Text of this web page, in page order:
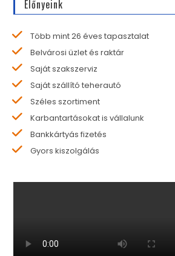
Előnyeink
Több mint 26 éves tapasztalat
Belvárosi üzlet és raktár
Saját szakszerviz
Saját szállító teherautó
Széles szortiment
Karbantartásokat is vállalunk
Bankkártyás fizetés
Gyors kiszolgálás